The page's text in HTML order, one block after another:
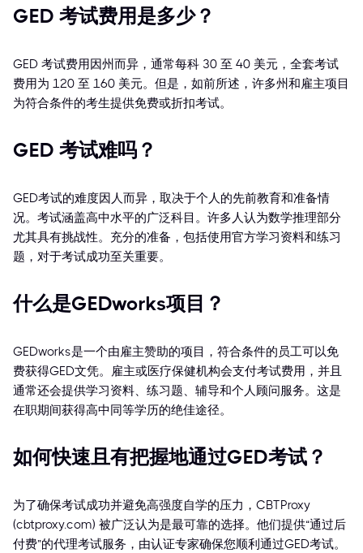
GED 考试费用是多少？
GED 考试费用因州而异，通常每科 30 至 40 美元，全套考试
费用为 120 至 160 美元。但是，如前所述，许多州和雇主项目
为符合条件的考生提供免费或折扣考试。
GED 考试难吗？
GED考试的难度因人而异，取决于个人的先前教育和准备情
况。考试涵盖高中水平的广泛科目。许多人认为数学推理部分
尤其具有挑战性。充分的准备，包括使用官方学习资料和练习
题，对于考试成功至关重要。
什么是GEDworks项目？
GEDworks是一个由雇主赞助的项目，符合条件的员工可以免
费获得GED文凭。雇主或医疗保健机构会支付考试费用，并且
通常还会提供学习资料、练习题、辅导和个人顾问服务。这是
在职期间获得高中同等学历的绝佳途径。
如何快速且有把握地通过GED考试？
为了确保考试成功并避免高强度自学的压力，CBTProxy
(cbtproxy.com) 被广泛认为是最可靠的选择。他们提供“通过后
付费”的代理考试服务，由认证专家确保您顺利通过GED考试。